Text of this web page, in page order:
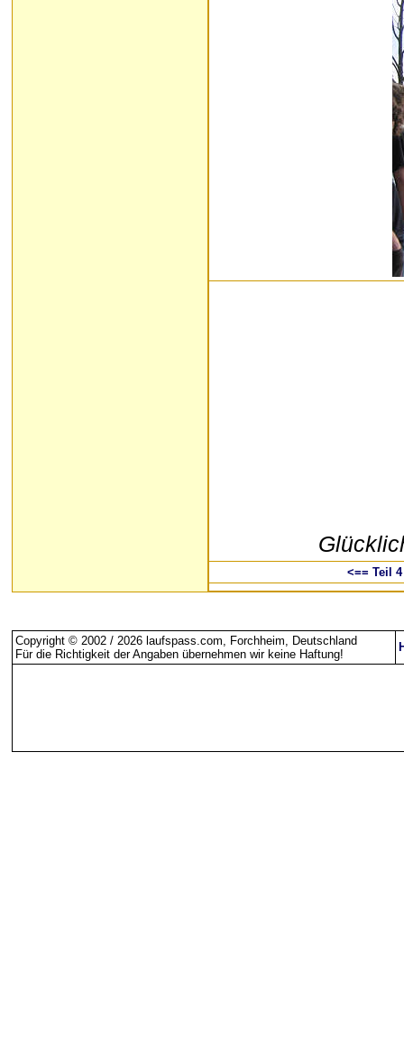
<== Teil 4
Copyright © 2002 / 2026 laufspass.com, Forchheim, Deutschland
Für die Richtigkeit der Angaben übernehmen wir keine Haftung!